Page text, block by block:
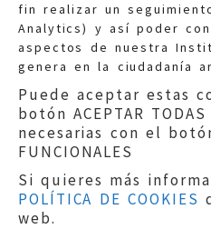
fin realizar un
Analytics) y así poder
aspectos de nuestra
genera en la ciudadanía
Puede aceptar estas
botón ACEPTAR
necesarias con el
FUNCIONALES
Si quieres más
POLÍTICA DE COOKIES
web.
Teléfonos:900
Aviso legal|